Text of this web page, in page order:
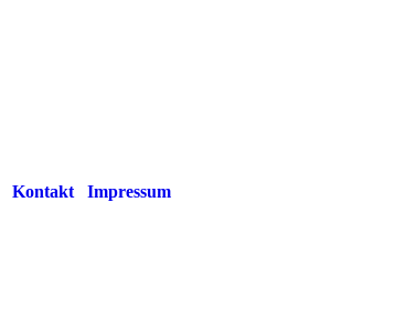
Kontakt Impressum